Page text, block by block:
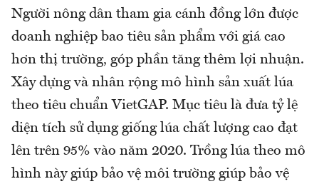
Người nông dân tham gia cánh đồng lớn được
doanh nghiệp bao tiêu sản phẩm với giá cao
hơn thị trường, góp phần tăng thêm lợi nhuận.
Xây dựng và nhân rộng mô hình sản xuất lúa
theo tiêu chuẩn VietGAP. Mục tiêu là đưa tỷ lệ
diện tích sử dụng giống lúa chất lượng cao đạt
lên trên 95% vào năm 2020. Trồng lúa theo mô
hình này giúp bảo vệ môi trường giúp bảo vệ